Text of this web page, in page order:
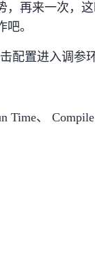
，再来一次，
。
配置进入调参
Time、